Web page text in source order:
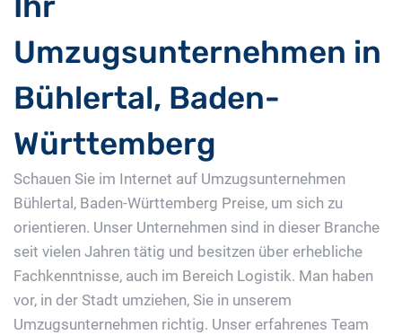
Umzugsunternehmen in
Bühlertal, Baden-
Württemberg
Schauen Sie im Internet auf Umzugsunternehmen
Bühlertal, Baden-Württemberg Preise, um sich zu
orientieren. Unser Unternehmen sind in dieser Branche
seit vielen Jahren tätig und besitzen über erhebliche
Fachkenntnisse, auch im Bereich Logistik. Man haben
vor, in der Stadt umziehen, Sie in unserem
Umzugsunternehmen richtig. Unser erfahrenes Team